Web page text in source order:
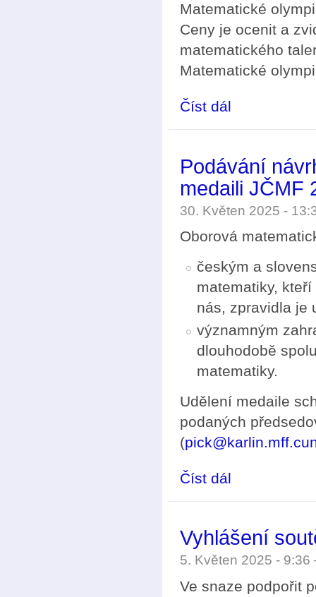
Matematické
Ceny je ocenit a
matematického
Matematické
Číst dál
Podávání
medaili JČMF
30. Květen 2025 -
Oborová
českým a
matematiky,
nás, zpravidla je
významným
dlouhodobě
matematiky.
Udělení medaile
podaných
(
Číst dál
Vyhlášení
5. Květen 2025 -
Ve snaze podpořit